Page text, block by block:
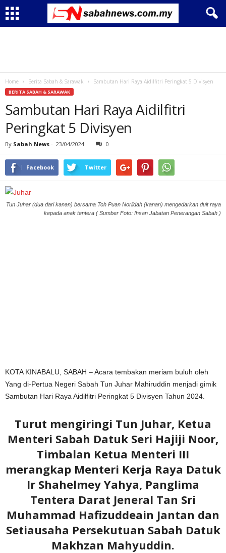
Home Berita Sabah & Sarawak Sambutan Hari Raya Aidilfitri Peringkat 5 Divisyen
BERITA SABAH & SARAWAK
Sambutan Hari Raya Aidilfitri
Peringkat 5 Divisyen
By Sabah News - 23/04/2024 0
Facebook Twitter
Tun Juhar (dua dari kanan) bersama Toh Puan Norlidah (kanan) mengedarkan duit raya
kepada anak tentera ( Sumber Foto: Ihsan Jabatan Penerangan Sabah )
KOTA KINABALU, SABAH – Acara tembakan meriam buluh oleh
Yang di-Pertua Negeri Sabah Tun Juhar Mahiruddin menjadi gimik
Sambutan Hari Raya Aidilfitri Peringkat 5 Divisyen Tahun 2024.
Turut mengiringi Tun Juhar, Ketua
Menteri Sabah Datuk Seri Hajiji Noor,
Timbalan Ketua Menteri III
merangkap Menteri Kerja Raya Datuk
Ir Shahelmey Yahya, Panglima
Tentera Darat Jeneral Tan Sri
Muhammad Hafizuddeain Jantan dan
Setiausaha Persekutuan Sabah Datuk
Makhzan Mahyuddin.